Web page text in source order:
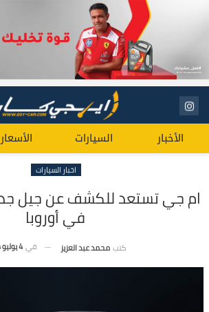
الأخبار السيارات الأسعار
اخبار السيارات
في أوروبا
كتب محمد عبد العزيز في 4 يوليو 2024